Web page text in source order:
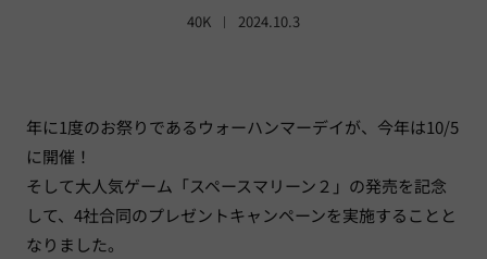
40K 2024.10.3
年に1度のお祭りであるウォーハンマーデイが、今年は10/5
に開催！
そして大人気ゲーム「スペースマリーン２」の発売を記念
して、4社合同のプレゼントキャンペーンを実施することと
なりました。